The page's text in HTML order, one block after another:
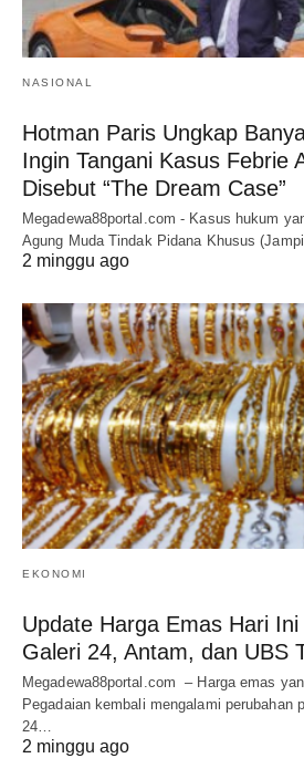
NASIONAL
Hotman Paris Ungkap
Ingin Tangani Kasus Febrie
Disebut “The Dream Case”
Megadewa88portal.com - Kasus hukum
Agung Muda Tindak Pidana Khusus
2 minggu ago
EKONOMI
Update Harga Emas Hari
Galeri 24, Antam, dan UBS
Megadewa88portal.com – Harga emas
Pegadaian kembali mengalami perubahan
24…
2 minggu ago